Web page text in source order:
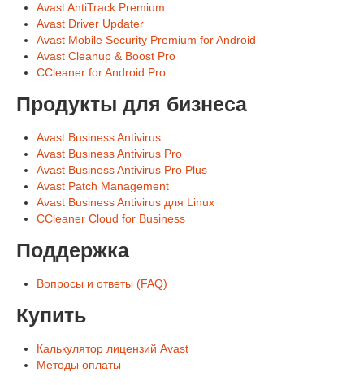
Avast AntiTrack Premium
Avast Driver Updater
Avast Mobile Security Premium for Android
Avast Cleanup & Boost Pro
CCleaner for Android Pro
Продукты для бизнеса
Avast Business Antivirus
Avast Business Antivirus Pro
Avast Business Antivirus Pro Plus
Avast Patch Management
Avast Business Antivirus для Linux
CCleaner Cloud for Business
Поддержка
Вопросы и ответы (FAQ)
Купить
Калькулятор лицензий Avast
Методы оплаты